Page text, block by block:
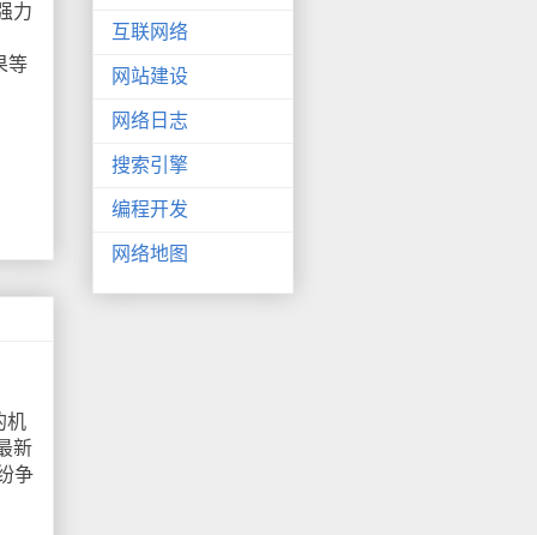
力
等
机
新
争
互联网络
网站建设
网络日志
搜索引擎
编程开发
网络地图